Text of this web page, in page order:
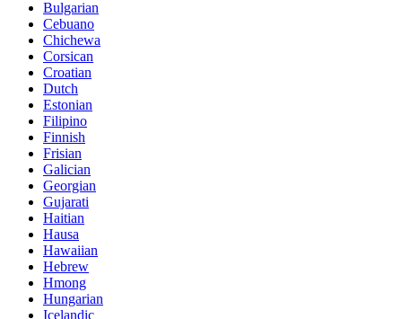
Bulgarian
Cebuano
Chichewa
Corsican
Croatian
Dutch
Estonian
Filipino
Finnish
Frisian
Galician
Georgian
Gujarati
Haitian
Hausa
Hawaiian
Hebrew
Hmong
Hungarian
Icelandic